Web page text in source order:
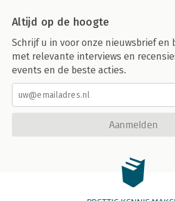
Altijd op de hoogte
Schrijf u in voor onze nieuwsbrief
met relevante interviews en
events en de beste acties.
Aanmelden